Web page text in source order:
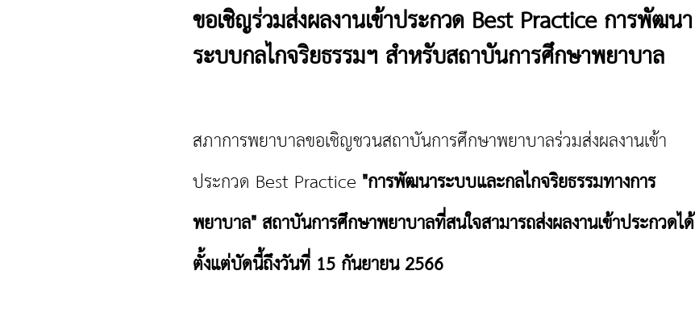
ขอเชิญร่วมส่งผลงานเข้าประกวด Best Practice การพัฒนา
ระบบกลไกจริยธรรมฯ สำหรับสถาบันการศึกษาพยาบาล
สภาการพยาบาลขอเชิญชวนสถาบันการศึกษาพยาบาลร่วมส่งผลงานเข้า
ประกวด Best Practice "การพัฒนาระบบและกลไกจริยธรรมทางการ
พยาบาล" สถาบันการศึกษาพยาบาลที่สนใจสามารถส่งผลงานเข้าประกวดได้
ตั้งแต่บัดนี้ถึงวันที่ 15 กันยายน 2566